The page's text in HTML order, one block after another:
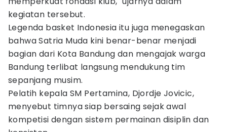
kegiatan tersebut.
Legenda basket Indonesia itu juga menegaskan
bahwa Satria Muda kini benar-benar menjadi
bagian dari Kota Bandung dan mengajak warga
Bandung terlibat langsung mendukung tim
sepanjang musim.
Pelatih kepala SM Pertamina, Djordje Jovicic,
menyebut timnya siap bersaing sejak awal
kompetisi dengan sistem permainan disiplin dan